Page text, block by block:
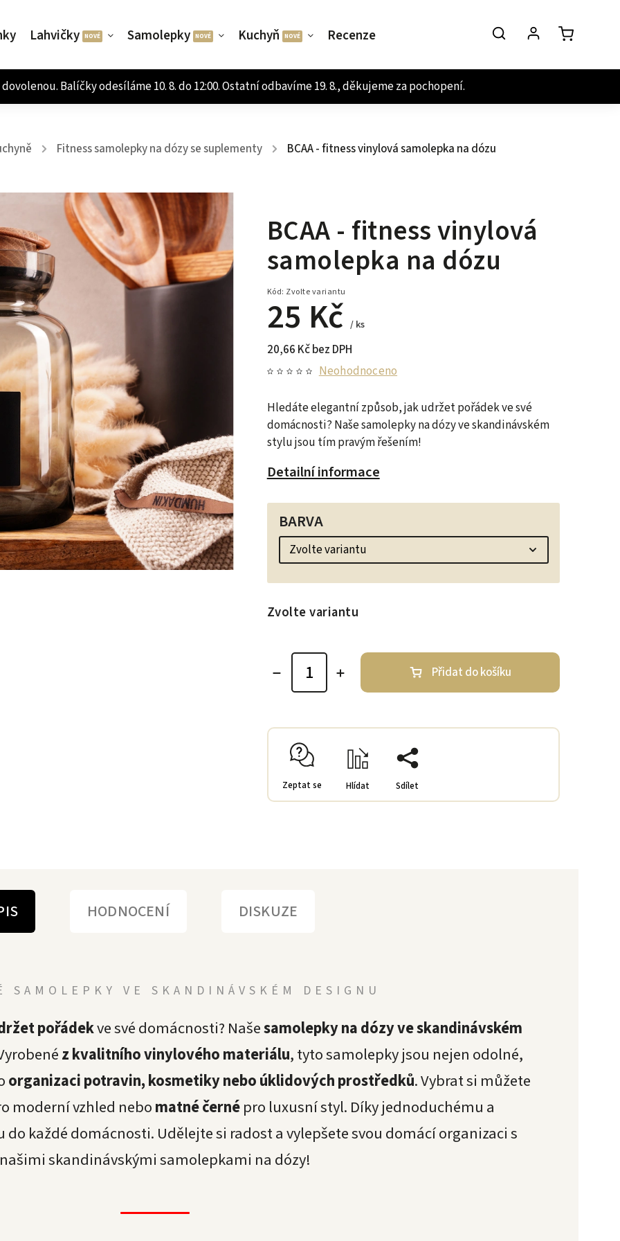
Lahvičky Samolepky Kuchyň Recenze
/ Fitness samolepky na dózy se suplementy / BCAA - fitness vinylová samolepka na dózu
BCAA - fitness vinylová
samolepka na dózu
Kód: Zvolte variantu
25 Kč / ks
20,66 Kč bez DPH
Neohodnoceno
Hledáte elegantní způsob, jak udržet pořádek ve své
domácnosti? Naše samolepky na dózy ve skandinávském
stylu jsou tím pravým řešením!
Detailní informace
BARVA
Zvolte variantu
Přidat do košíku
Zeptat se Hlídat Sdílet
HODNOCENÍ DISKUZE
SAMOLEPKY VE SKANDINÁVSKÉM DESIGNU
pořádekve své domácnosti? Našesamolepky na dózy ve skandinávském
z kvalitního vinylového materiálu, tyto samolepky jsou nejen odolné,
organizaci potravin, kosmetiky nebo úklidových prostředků. Vybrat si můžete
moderní vzhled nebomatné černépro luxusní styl. Díky jednoduchému a
každé domácnosti. Udělejte si radost a vylepšete svou domácí organizaci s
našimi skandinávskými samolepkami na dózy!